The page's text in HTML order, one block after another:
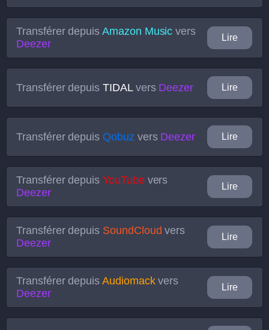
Transférer depuisAmazon Music vers
Deezer
Lire
Transférer depuisTIDALvers Deezer Lire
Transférer depuis Qobuz vers Deezer Lire
Transférer depuisYouTubevers
Deezer
Lire
Transférer depuis SoundCloud vers
Deezer
Lire
Transférer depuisAudiomackvers
Deezer
Lire